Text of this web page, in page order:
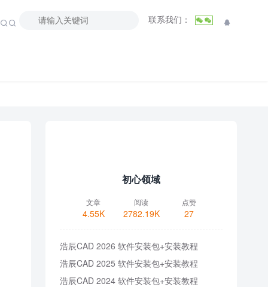
联系我们：  

初心领域
文章
4.55K
阅读
2782.19K
点赞
27
浩辰CAD 2026 软件安装包+安装教程
浩辰CAD 2025 软件安装包+安装教程
浩辰CAD 2024 软件安装包+安装教程